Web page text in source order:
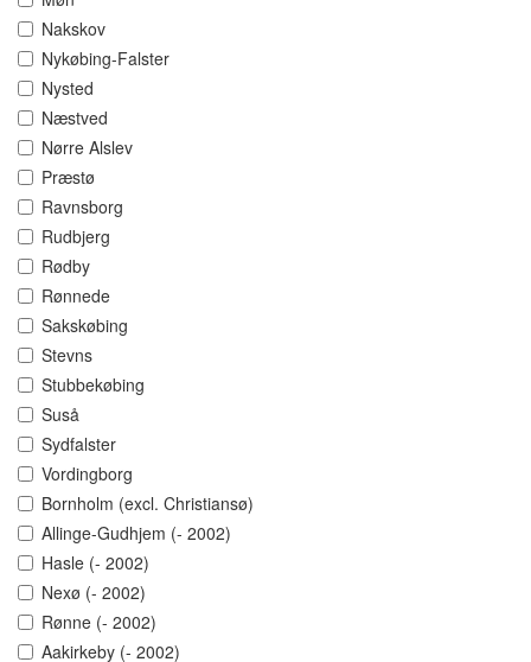
Nakskov
Nykøbing-Falster
Nysted
Næstved
Nørre Alslev
Præstø
Ravnsborg
Rudbjerg
Rødby
Rønnede
Sakskøbing
Stevns
Stubbekøbing
Suså
Sydfalster
Vordingborg
Bornholm (excl. Christiansø)
Allinge-Gudhjem (- 2002)
Hasle (- 2002)
Nexø (- 2002)
Rønne (- 2002)
Aakirkeby (- 2002)